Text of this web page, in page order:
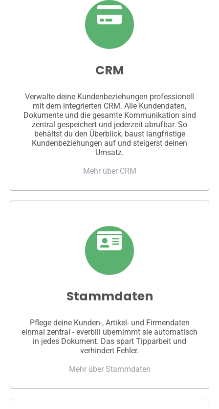
CRM
Verwalte deine Kundenbeziehungen professionell
mit dem integrierten CRM. Alle Kundendaten,
Dokumente und die gesamte Kommunikation sind
zentral gespeichert und jederzeit abrufbar. So
behältst du den Überblick, baust langfristige
Kundenbeziehungen auf und steigerst deinen
Umsatz.
Mehr über CRM
Stammdaten
Pflege deine Kunden-, Artikel- und Firmendaten
einmal zentral - everbill übernimmt sie automatisch
in jedes Dokument. Das spart Tipparbeit und
verhindert Fehler.
Mehr über Stammdaten